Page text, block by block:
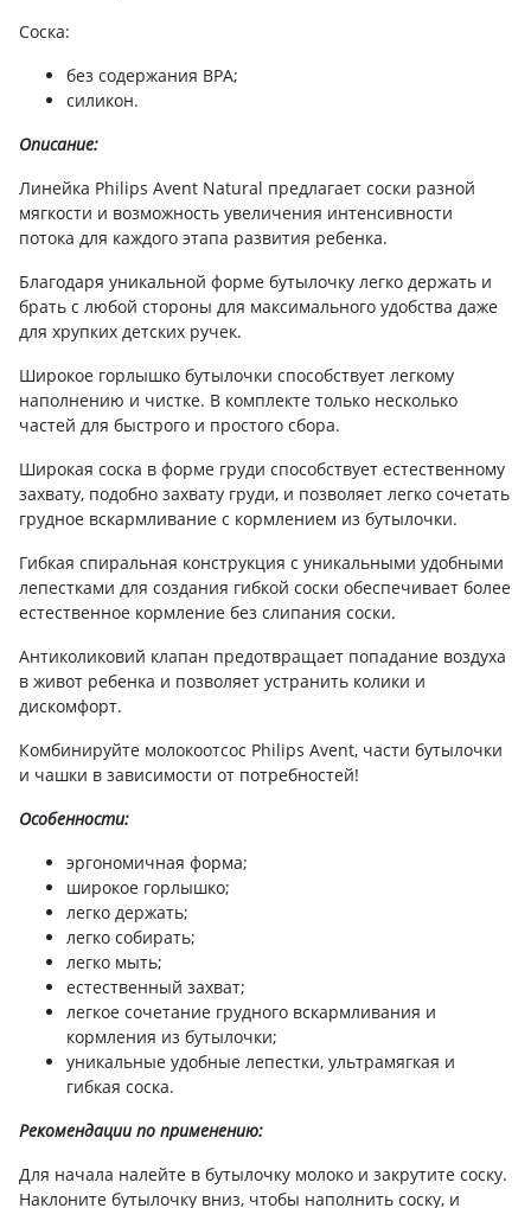
Соска:
без содержания BPA;
силикон.
Описание:
Линейка Philips Avent Natural предлагает соски разной
мягкости и возможность увеличения интенсивности
потока для каждого этапа развития ребенка.
Благодаря уникальной форме бутылочку легко держать и
брать с любой стороны для максимального удобства даже
для хрупких детских ручек.
Широкое горлышко бутылочки способствует легкому
наполнению и чистке. В комплекте только несколько
частей для быстрого и простого сбора.
Широкая соска в форме груди способствует естественному
захвату, подобно захвату груди, и позволяет легко сочетать
грудное вскармливание с кормлением из бутылочки.
Гибкая спиральная конструкция с уникальными удобными
лепестками для создания гибкой соски обеспечивает более
естественное кормление без слипания соски.
Антиколиковий клапан предотвращает попадание воздуха
в живот ребенка и позволяет устранить колики и
дискомфорт.
Комбинируйте молокоотсос Philips Avent, части бутылочки
и чашки в зависимости от потребностей!
Особенности:
эргономичная форма;
широкое горлышко;
легко держать;
легко собирать;
легко мыть;
естественный захват;
легкое сочетание грудного вскармливания и
кормления из бутылочки;
уникальные удобные лепестки, ультрамягкая и
гибкая соска.
Рекомендации по применению:
Для начала налейте в бутылочку молоко и закрутите соску.
Наклоните бутылочку вниз, чтобы наполнить соску, и